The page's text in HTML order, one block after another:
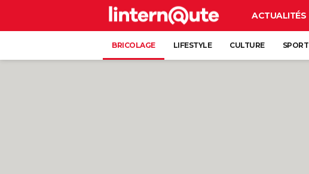
ACTUALITÉS
BRICOLAGE LIFESTYLE CULTURE SPORT